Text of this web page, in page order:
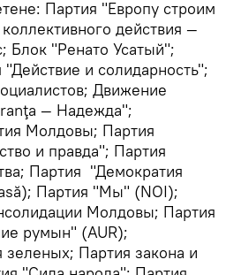
Партия "Европу строим
действия —
Блок "Ренато Усатый";
и солидарность";
Движение
— Надежда";
Молдовы; Партия
и правда"; Партия
Партия "Демократия
Партия "Мы" (NOI);
Молдовы; Партия
румын" (AUR);
зеленых; Партия закона и